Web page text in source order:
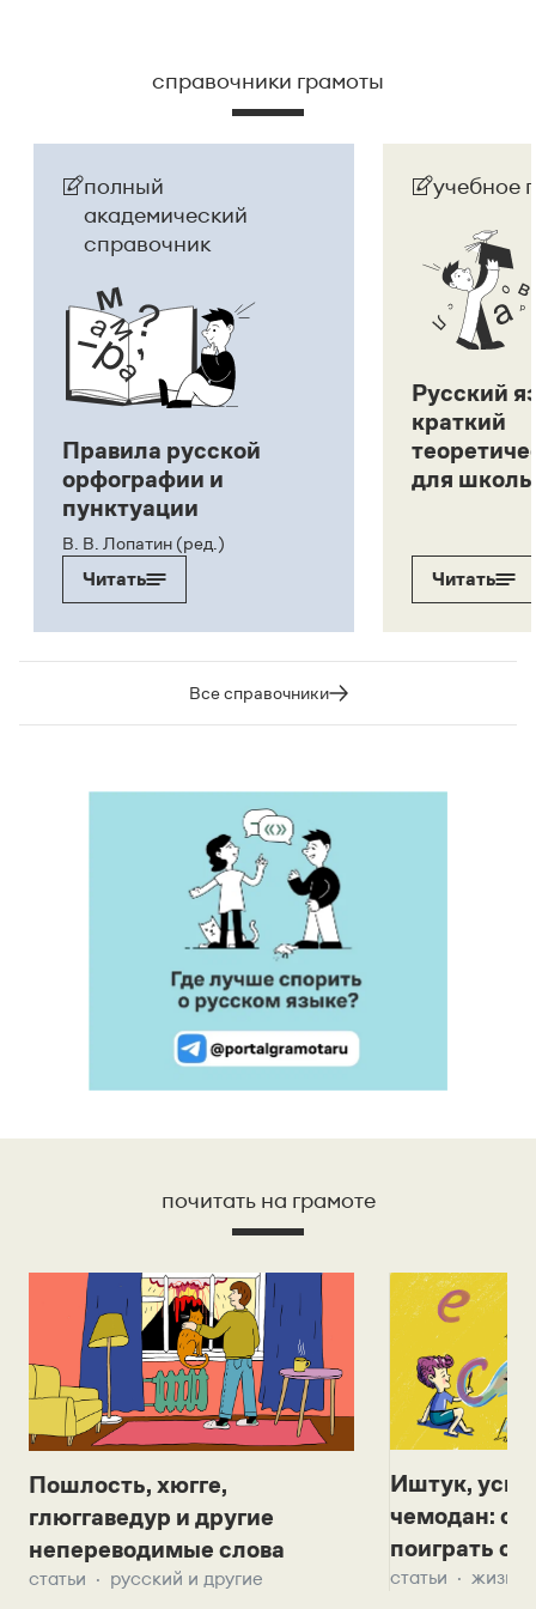
справочники грамоты
полный
академический
справочник
Правила русской
орфографии и
пунктуации
В. В. Лопатин (ред.)
Читать
учебное
Русский
краткий
для
Читать
Все справочники
почитать на грамоте
Пошлость, хюгге,
глюггаведур и другие
непереводимые слова
статьи русский и другие
Иштук,
чемодан:
поиграть с
статьи жизнь